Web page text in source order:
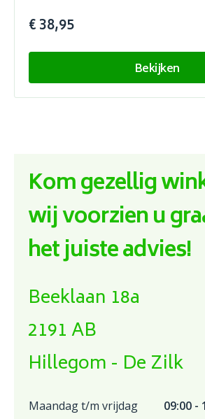
€ 38,95
Bekijken
Kom gezellig
wij voorzien u
het juiste advies!
Beeklaan 18a
2191 AB
Hillegom - De Zilk
Maandag t/m vrijdag 09:00 -